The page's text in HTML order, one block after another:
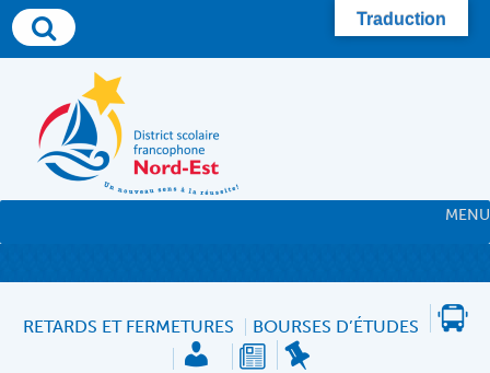
Skip
to
content
MENU
RETARDS ET FERMETURES BOURSES D’ÉTUDES
Traduction